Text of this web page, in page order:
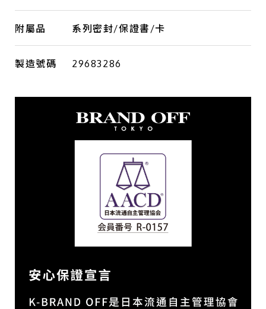
附屬品 系列密封/保證書/卡
製造號碼 29683286